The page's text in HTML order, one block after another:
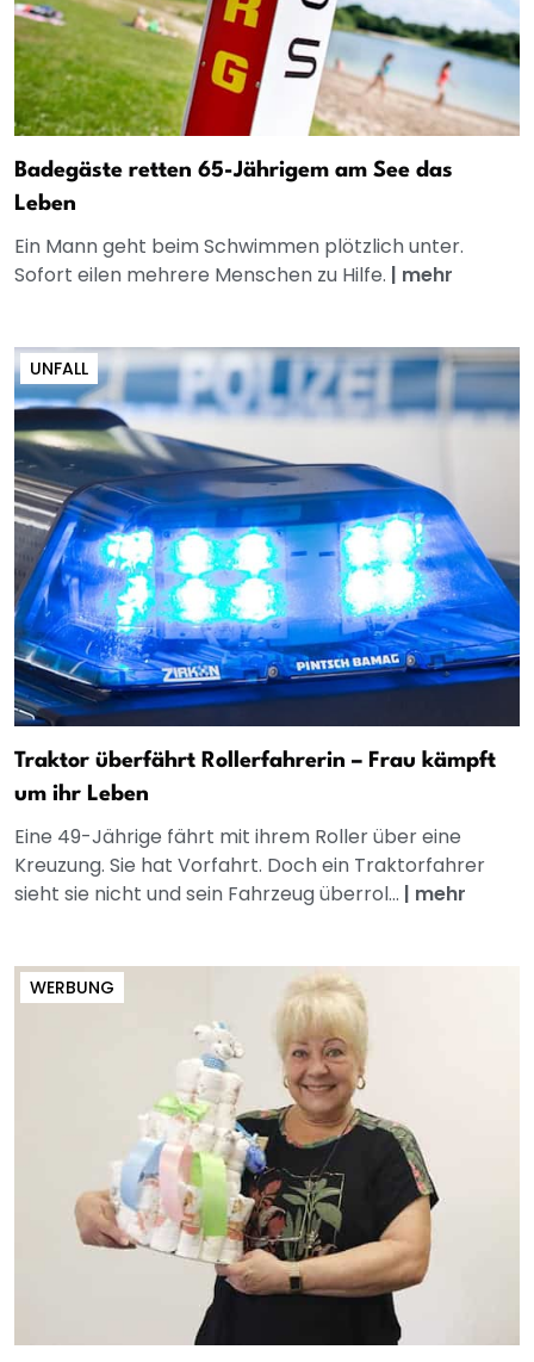
Badegäste retten 65-Jährigem am See das
Leben
Ein Mann geht beim Schwimmen plötzlich unter.
Sofort eilen mehrere Menschen zu Hilfe. | mehr
UNFALL
Traktor überfährt Rollerfahrerin – Frau kämpft
um ihr Leben
Eine 49-Jährige fährt mit ihrem Roller über eine
Kreuzung. Sie hat Vorfahrt. Doch ein Traktorfahrer
sieht sie nicht und sein Fahrzeug überrol... | mehr
WERBUNG